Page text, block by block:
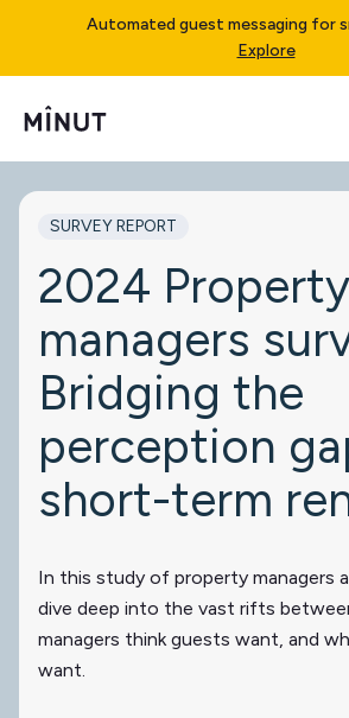
Automated guest messaging for
Explore
SURVEY REPORT
2024 Property
managers
Bridging the
perception
short-term
In this study of property managers
dive deep into the vast rifts
managers think guests want, and
want.